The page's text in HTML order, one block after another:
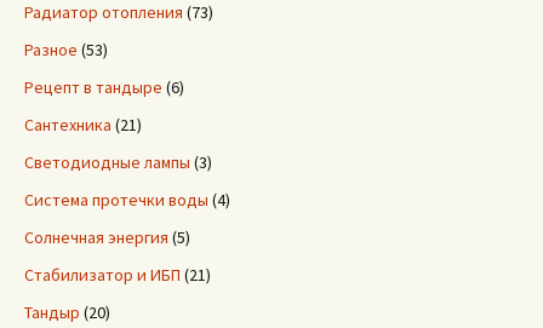
Радиатор отопления (73)
Разное (53)
Рецепт в тандыре (6)
Сантехника (21)
Светодиодные лампы (3)
Система протечки воды (4)
Солнечная энергия (5)
Стабилизатор и ИБП (21)
Тандыр (20)